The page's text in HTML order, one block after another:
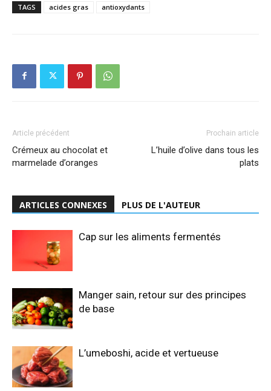
TAGS acides gras antioxydants
Article précédent
Crémeux au chocolat et
marmelade d’oranges
Prochain article
L’huile d’olive dans tous les
plats
ARTICLES CONNEXES PLUS DE L'AUTEUR
Cap sur les aliments fermentés
Manger sain, retour sur des principes
de base
L’umeboshi, acide et vertueuse